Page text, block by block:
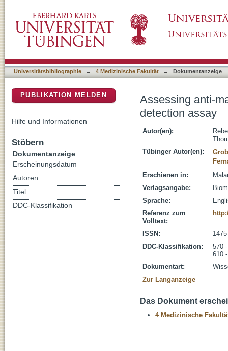
Universitätsbibliographie → 4 Medizinische Fakultät → Dokumentanzeige
Assessing anti-
detection assay
Autor(en):
Tübinger Autor(en):
Erschienen in:
Verlagsangabe:
Sprache:
Referenz zum
Volltext:
ISSN:
DDC-Klassifikation:
570
610
Dokumentart:
Zur Langanzeige
Das Dokument
4 Medizinische
PUBLIKATION MELDEN
Hilfe und Informationen
Stöbern
Dokumentanzeige
Erscheinungsdatum
Autoren
Titel
DDC-Klassifikation